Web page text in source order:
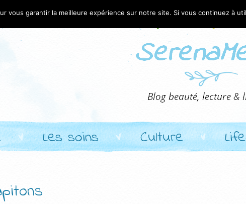
Les soins Culture
vous garantir la meilleure expérience sur notre site. Si vous continuez à